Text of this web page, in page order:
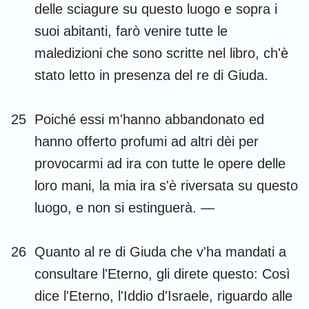
delle sciagure su questo luogo e sopra i
suoi abitanti, farò venire tutte le
maledizioni che sono scritte nel libro, ch'è
stato letto in presenza del re di Giuda.
25 Poiché essi m'hanno abbandonato ed
hanno offerto profumi ad altri dèi per
provocarmi ad ira con tutte le opere delle
loro mani, la mia ira s'è riversata su questo
luogo, e non si estinguerà. —
26 Quanto al re di Giuda che v'ha mandati a
consultare l'Eterno, gli direte questo: Così
dice l'Eterno, l'Iddio d'Israele, riguardo alle